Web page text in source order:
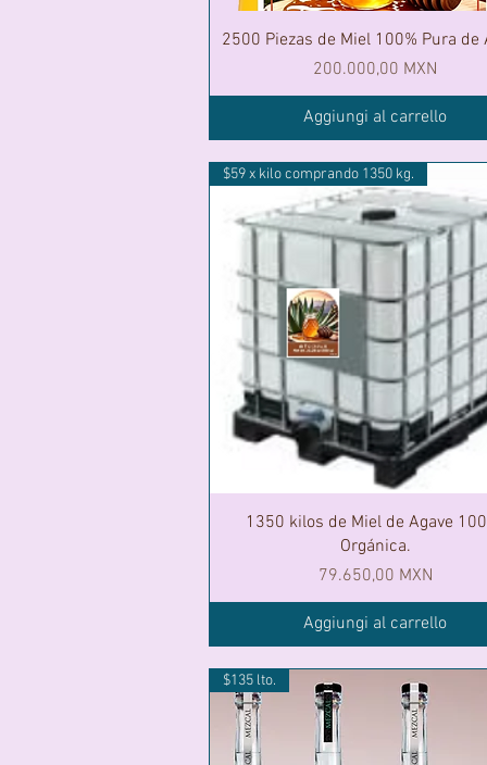
2500 Piezas de Miel 100% Pura de
Prezzo
200.000,00 MXN
Aggiungi al carrello
$59 x kilo comprando 1350 kg.
1350 kilos de Miel de Agave
Orgánica.
Prezzo
79.650,00 MXN
Aggiungi al carrello
$135 lto.